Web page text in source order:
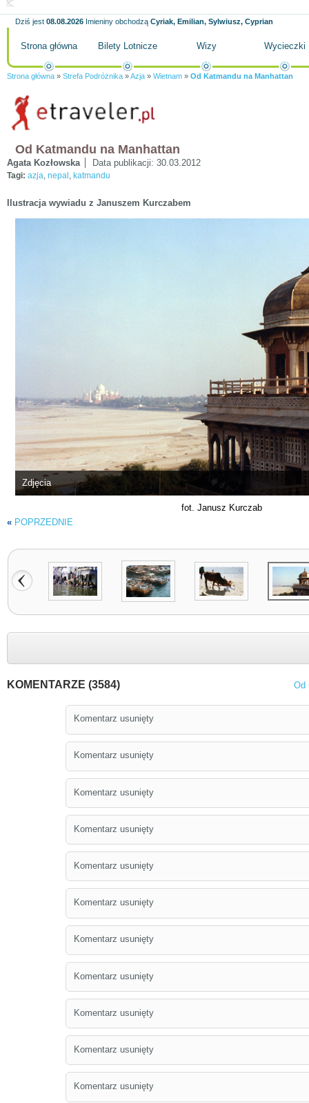
Dziś jest 08.08.2026 Imieniny obchodzą Cyriak, Emilian, Sylwiusz, Cyprian
Strona główna Bilety Lotnicze Wizy Wycieczki
Strona główna » Strefa Podróżnika »Azja » Wietnam » Od Katmandu na Manhattan
Od Katmandu na Manhattan
Agata Kozłowska Data publikacji: 30.03.2012
Tagi: azja, nepal , katmandu
Ilustracja wywiadu z Januszem Kurczabem
Zdjęcia
fot. Janusz Kurczab
« POPRZEDNIE
KOMENTARZE (3584) Od
Komentarz usunięty
Komentarz usunięty
Komentarz usunięty
Komentarz usunięty
Komentarz usunięty
Komentarz usunięty
Komentarz usunięty
Komentarz usunięty
Komentarz usunięty
Komentarz usunięty
Komentarz usunięty